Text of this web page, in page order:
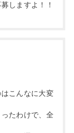
しますよ！！
こんなに大変
たわけで、全